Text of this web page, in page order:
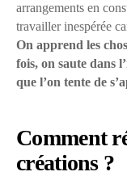
arrangements en
travailler inespérée
On apprend les
fois, on saute dans
que l’on tente de
Comment
créations ?